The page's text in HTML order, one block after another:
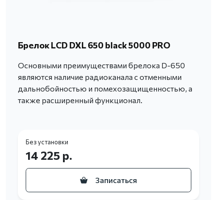
Брелок LCD DXL 650 black 5000 PRO
Основными преимуществами брелока D-650
являются наличие радиоканала с отменными
дальнобойностью и помехозащищенностью, а
также расширенный функционал.
Без установки
14 225 р.
Записаться